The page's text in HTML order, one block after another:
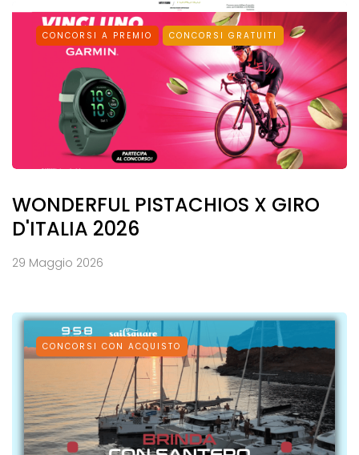
CONCORSI A PREMIO CONCORSI GRATUITI
WONDERFUL PISTACHIOS X GIRO
D'ITALIA 2026
29 Maggio 2026
CONCORSI CON ACQUISTO